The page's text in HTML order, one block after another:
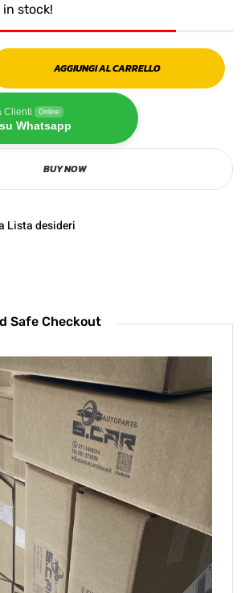
stock!
AGGIUNGI AL CARRELLO
Clienti Online
Whatsapp
BUY NOW
Lista desideri
Safe Checkout